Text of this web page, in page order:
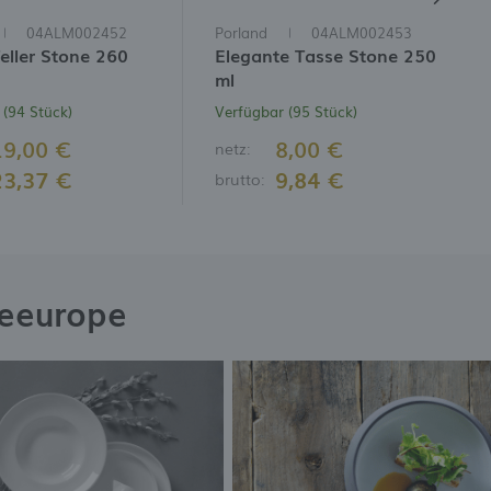
04ALM002452
Stone 260
Stück)
€
€
Porland 04ALM002453
Elegante Tasse Stone 250
ml
Verfügbar (95 Stück)
netz: 8,00 €
brutto: 9,84 €